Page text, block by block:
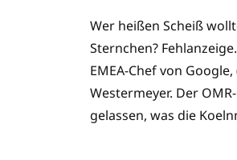
Wer heißen Scheiß
Sternchen?
EMEA-Chef von
Westermeyer. Der
gelassen, was die